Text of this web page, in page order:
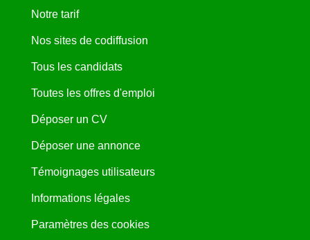
Notre tarif
Nos sites de codiffusion
Tous les candidats
Toutes les offres d'emploi
Déposer un CV
Déposer une annonce
Témoignages utilisateurs
Informations légales
Paramètres des cookies